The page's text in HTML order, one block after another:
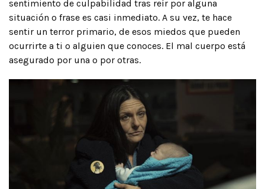
sentimiento de culpabilidad tras reír por alguna
situación o frase es casi inmediato. A su vez, te hace
sentir un terror primario, de esos miedos que pueden
ocurrirte a ti o alguien que conoces. El mal cuerpo está
asegurado por una o por otras.